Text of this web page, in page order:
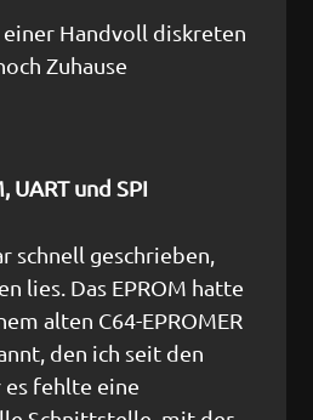
Handvoll diskreten
Zuhause
UART und SPI
schnell geschrieben,
lies. Das EPROM hatte
alten C64-EPROMER
den ich seit den
es fehlte eine